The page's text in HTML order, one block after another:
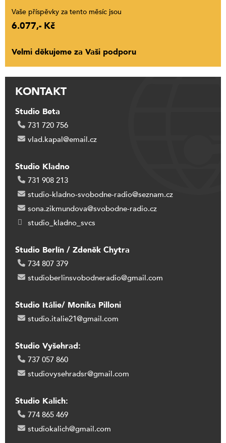
Vaše příspěvky za tento měsíc jsou
6.077,- Kč
Velmi děkujeme za Vaši podporu
KONTAKT
Studio Beta
731 720 756
vlad.kapal@email.cz
Studio Kladno
731 908 213
studio-kladno-svobodne-radio@seznam.cz
sona.zikmundova@svobodne-radio.cz
studio_kladno_svcs
Studio Berlín / Zdeněk Chytra
734 807 379
studioberlinsvobodneradio@gmail.com
Studio Itálie/ Monika Pilloni
studio.italie21@gmail.com
Studio Vyšehrad:
737 057 860
studiovysehradsr@gmail.com
Studio Kalich:
774 865 469
studiokalich@gmail.com